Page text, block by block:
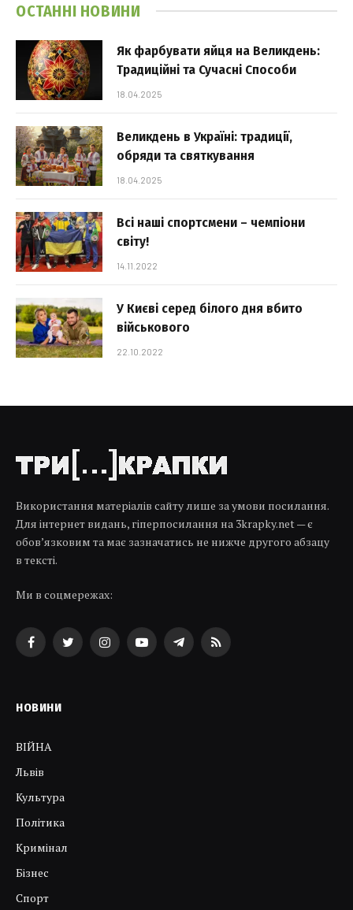
ОСТАННІ НОВИНИ
Як фарбувати яйця на Великдень:
Традиційні та Сучасні Способи
18.04.2025
Великдень в Україні: традиції,
обряди та святкування
18.04.2025
Всі наші спортсмени – чемпіони
світу!
14.11.2022
У Києві серед білого дня вбито
військового
22.10.2022
Використання матеріалів сайту лише за умови посилання.
Для інтернет видань, гіперпосилання на 3krapky.net — є
обов’язковим та має зазначатись не нижче другого абзацу
в тексті.
Ми в соцмережах:
FacebookTwitterInstagramYouTubeTelegramRSS
НОВИНИ
ВІЙНА
Львів
Культура
Політика
Кримінал
Бізнес
Спорт